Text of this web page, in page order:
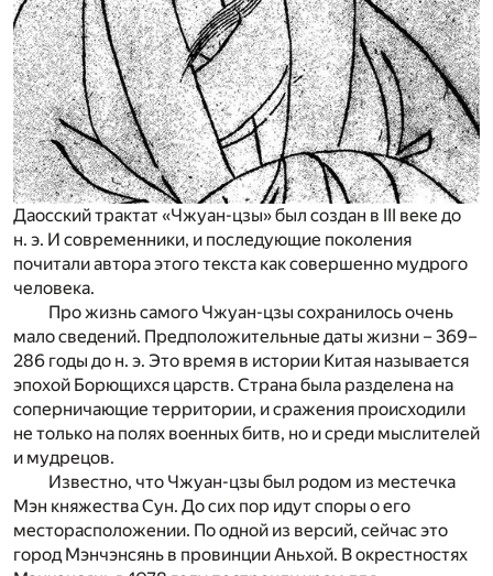
Даосский трактат «Чжуан-цзы» был создан в III веке до
н. э. И современники, и последующие поколения
почитали автора этого текста как совершенно мудрого
человека.
Про жизнь самого Чжуан-цзы сохранилось очень
мало сведений. Предположительные даты жизни – 369–
286 годы до н. э. Это время в истории Китая называется
эпохой Борющихся царств. Страна была разделена на
соперничающие территории, и сражения происходили
не только на полях военных битв, но и среди мыслителей
и мудрецов.
Известно, что Чжуан-цзы был родом из местечка
Мэн княжества Сун. До сих пор идут споры о его
месторасположении. По одной из версий, сейчас это
город Мэнчэнсянь в провинции Аньхой. В окрестностях